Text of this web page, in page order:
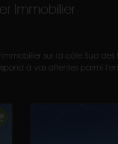
Immobilier
sur la côte Sud
à vos attentes parmi